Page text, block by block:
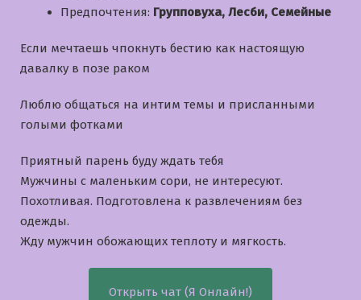
Предпочтения: Групповуха, Лесби, Семейные
Если мечтаешь чпокнуть бестию как настоящую
давалку в позе раком
Люблю общаться на интим темы и приcланными
голыми фотками
Приятный парень буду ждать тебя
Мужчины с маленьким сори, не интересуют.
Похотливая. Подготовлена к развлечениям без
одежды.
Жду мужчин обожающих теплоту и мягкость.
Открыть чат (Я Онлайн!)